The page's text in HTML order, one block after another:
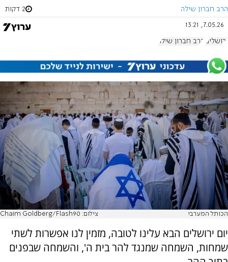
הרב חברון שילה 2 דקות
7.05.26, 13:21
ירושלים הרב חברון שילה
הכותל המערבי צילום: Chaim Goldberg/Flash90
יום ירושלים הבא עלינו לטובה, מזמין לנו אפשרות לשתי
שמחות, השמחה שמנגד להר בית ה', והשמחה שבפנים